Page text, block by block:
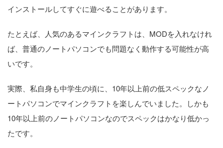
インストールしてすぐに遊べることがあります。
たとえば、人気のあるマインクラフトは、MODを入れなけれ
ば、普通のノートパソコンでも問題なく動作する可能性が高
いです。
実際、私自身も中学生の頃に、10年以上前の低スペックなノ
ートパソコンでマインクラフトを楽しんでいました。しかも
10年以上前のノートパソコンなのでスペックはかなり低かっ
たです。